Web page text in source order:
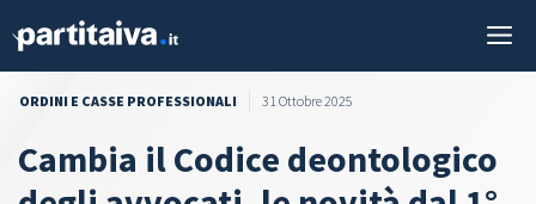
ORDINI E CASSE PROFESSIONALI 31 Ottobre 2025
Cambia il Codice deontologico